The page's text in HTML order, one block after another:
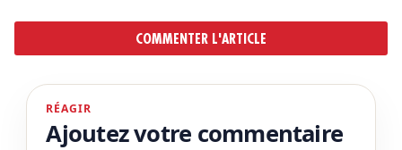
COMMENTER L'ARTICLE
RÉAGIR
Ajoutez votre commentaire